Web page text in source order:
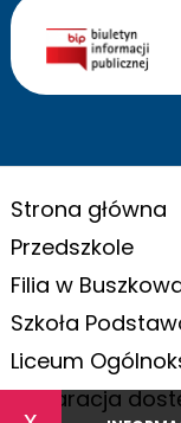
Strona główna
Przedszkole
Filia w
Szkoła
Liceum
Deklaracja